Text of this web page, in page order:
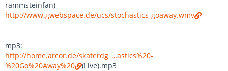
rammsteinfan)
http://www.gwebspace.de/ucs/stochastics-goaway.wmv
mp3:
http://home.arcor.de/skaterdg_…astics%20-
%20Go%20Away%20
(Live).mp3